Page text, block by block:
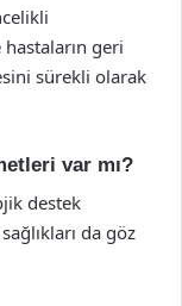
geri
sürekli olarak
var mı?
destek
da göz